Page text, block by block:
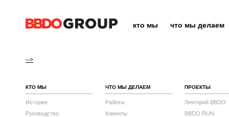
кто мы что мы делаем
-->
КТО МЫ
История
Руководство
ЧТО МЫ ДЕЛАЕМ
Работы
Клиенты
ПРОЕКТЫ
Лекторий BBDO
BBDO RUN